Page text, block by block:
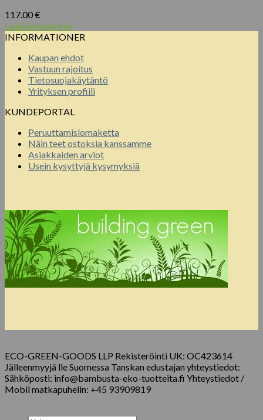
117.00€
Lisää ostoskoriin
INFORMATIONER
Kaupan ehdot
Vastuun rajoitus
Tietosuojakäytäntö
Yrityksen profiili
KUNDEPORTAL
Peruuttamislomaketta
Näin teet ostoksia kanssamme
Asiakkaiden arviot
Usein kysyttyjä kysymyksiä
ECO-GREEN-GOODS LLP Rekisteröinti UK: OC423614
Jälleenmyyjä lle Suomessa Tanskan edustajan yhteystiedot:
Sähköposti: info@bambusta-eko-tuotteita.fi Yhteystiedot /
Mobil matkapuhelin: +45 93909819